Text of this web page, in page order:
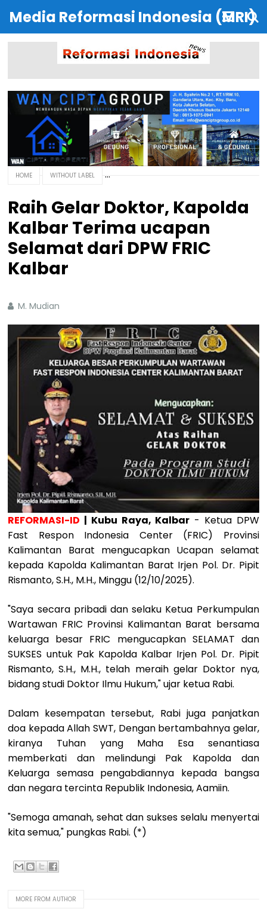
Media Reformasi Indonesia (MRI)
HOME WITHOUT LABEL
Raih Gelar Doktor, Kapolda
Kalbar Terima ucapan
Selamat dari DPW FRIC
Kalbar
M. Mudian
REFORMASI-ID | Kubu Raya, Kalbar - Ketua DPW
Fast Respon Indonesia Center (FRIC) Provinsi
Kalimantan Barat mengucapkan Ucapan selamat
kepada Kapolda Kalimantan Barat Irjen Pol. Dr. Pipit
Rismanto, S.H., M.H., Minggu (12/10/2025).
"Saya secara pribadi dan selaku Ketua Perkumpulan
Wartawan FRIC Provinsi Kalimantan Barat bersama
keluarga besar FRIC mengucapkan SELAMAT dan
SUKSES untuk Pak Kapolda Kalbar Irjen Pol. Dr. Pipit
Rismanto, S.H., M.H., telah meraih gelar Doktor nya,
bidang studi Doktor Ilmu Hukum," ujar ketua Rabi.
Dalam kesempatan tersebut, Rabi juga panjatkan
doa kepada Allah SWT, Dengan bertambahnya gelar,
kiranya Tuhan yang Maha Esa senantiasa
memberkati dan melindungi Pak Kapolda dan
Keluarga semasa pengabdiannya kepada bangsa
dan negara tercinta Republik Indonesia, Aamiin.
"Semoga amanah, sehat dan sukses selalu menyertai
kita semua," pungkas Rabi. (*)
MORE FROM AUTHOR